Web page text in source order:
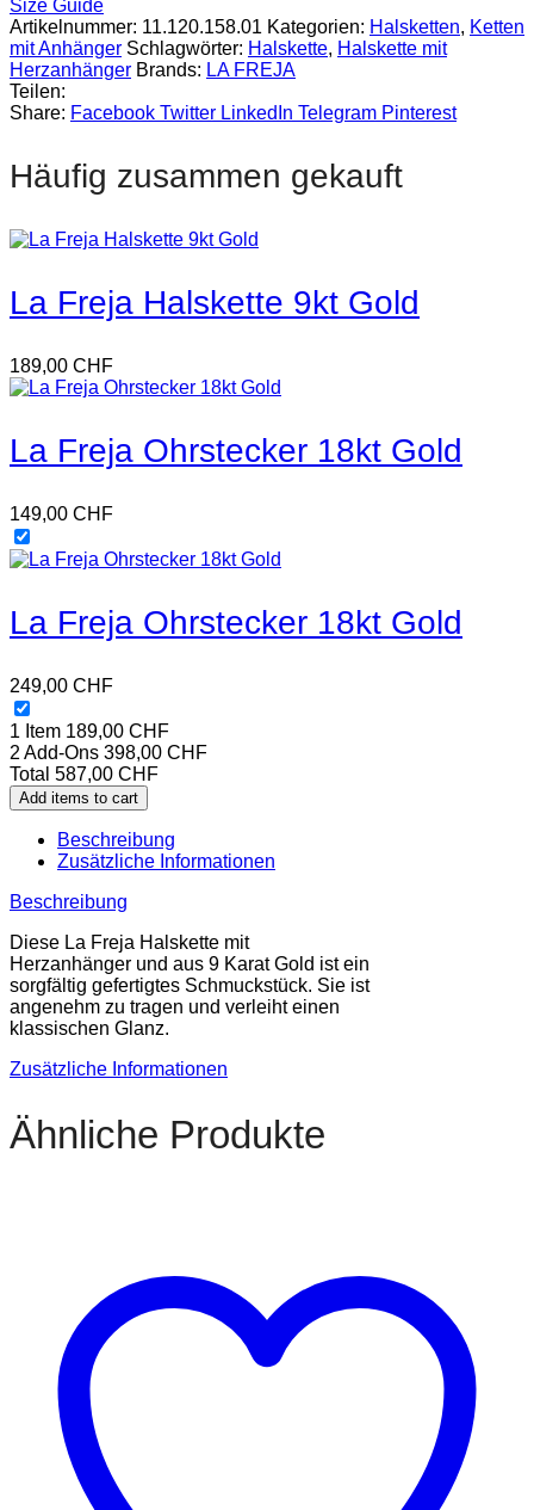
Size Guide
Artikelnummer: 11.120.158.01 Kategorien: Halsketten, Ketten
mit Anhänger Schlagwörter: Halskette, Halskette mit
Herzanhänger Brands: LA FREJA
Teilen:
Share: Facebook Twitter LinkedIn Telegram Pinterest
Häufig zusammen gekauft
La Freja Halskette 9kt Gold
189,00 CHF
La Freja Ohrstecker 18kt Gold
149,00 CHF
La Freja Ohrstecker 18kt Gold
249,00 CHF
1 Item 189,00 CHF
2 Add-Ons 398,00 CHF
Total 587,00 CHF
Add items to cart
Beschreibung
Zusätzliche Informationen
Beschreibung
Diese La Freja Halskette mit
Herzanhänger und aus 9 Karat Gold ist ein
sorgfältig gefertigtes Schmuckstück. Sie ist
angenehm zu tragen und verleiht einen
klassischen Glanz.
Zusätzliche Informationen
Ähnliche Produkte